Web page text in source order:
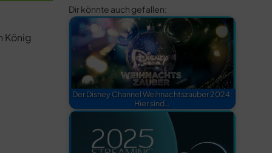
König
Dir könnte auch gefallen:
Der Disney Channel Weihnachtszauber 2024:
Hier sind…